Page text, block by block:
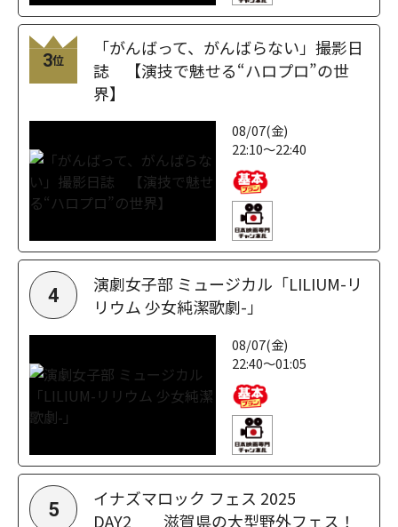
3位
「がんばって、がんばらない」撮影日
誌 【演技で魅せる“ハロプロ”の世
界】
08/07(金)
22:10～22:40
4
演劇女子部 ミュージカル「LILIUM-リ
リウム 少女純潔歌劇-」
08/07(金)
22:40～01:05
5
イナズマロック フェス 2025
DAY2 滋賀県の大型野外フェス！